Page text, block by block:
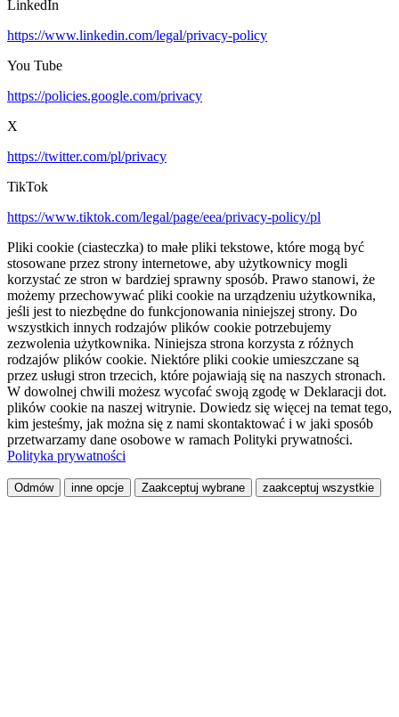
LinkedIn
https://www.linkedin.com/legal/privacy-policy
You Tube
https://policies.google.com/privacy
X
https://twitter.com/pl/privacy
TikTok
https://www.tiktok.com/legal/page/eea/privacy-policy/pl
Pliki cookie (ciasteczka) to małe pliki tekstowe, które mogą być
stosowane przez strony internetowe, aby użytkownicy mogli
korzystać ze stron w bardziej sprawny sposób. Prawo stanowi, że
możemy przechowywać pliki cookie na urządzeniu użytkownika,
jeśli jest to niezbędne do funkcjonowania niniejszej strony. Do
wszystkich innych rodzajów plików cookie potrzebujemy
zezwolenia użytkownika. Niniejsza strona korzysta z różnych
rodzajów plików cookie. Niektóre pliki cookie umieszczane są
przez usługi stron trzecich, które pojawiają się na naszych stronach.
W dowolnej chwili możesz wycofać swoją zgodę w Deklaracji dot.
plików cookie na naszej witrynie. Dowiedz się więcej na temat tego,
kim jesteśmy, jak można się z nami skontaktować i w jaki sposób
przetwarzamy dane osobowe w ramach Polityki prywatności.
Polityka prywatności
Odmów inne opcje Zaakceptuj wybrane zaakceptuj wszystkie